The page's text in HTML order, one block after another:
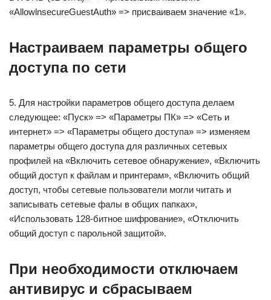
«AllowlnsecureGuestAuth» => присваиваем значение «1».
Настраиваем параметры общего
доступа по сети
5. Для настройки параметров общего доступа делаем
следующее: «Пуск» => «Параметры ПК» => «Сеть и
интернет» => «Параметры общего доступа» => изменяем
параметры общего доступа для различных сетевых
профилей на «Включить сетевое обнаружение», «Включить
общий доступ к файлам и принтерам», «Включить общий
доступ, чтобы сетевые пользователи могли читать и
записывать сетевые фалы в общих папках»,
«Использовать 128-битное шифрование», «Отключить
общий доступ с парольной защитой».
При необходимости отключаем
антивирус и сбрасываем